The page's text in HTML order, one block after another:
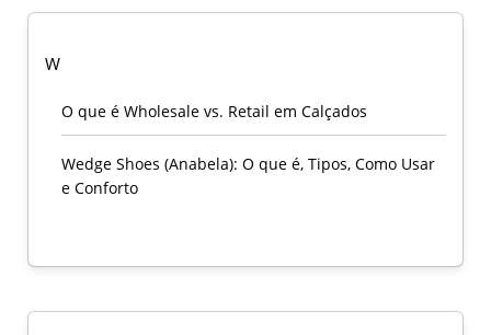
W
O que é Wholesale vs. Retail em Calçados
Wedge Shoes (Anabela): O que é, Tipos, Como Usar
e Conforto